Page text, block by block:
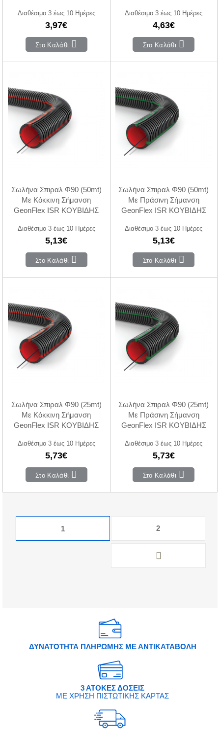
Διαθέσιμο 3 έως 10 Ημέρες
3,97€
Στο Καλάθι
Διαθέσιμο 3 έως 10 Ημέρες
4,63€
Στο Καλάθι
Σωλήνα Σπιραλ Φ90 (50mt)
Με Κόκκινη Σήμανση
GeonFlex ISR ΚΟΥΒΙΔΗΣ
Διαθέσιμο 3 έως 10 Ημέρες
5,13€
Στο Καλάθι
Σωλήνα Σπιραλ Φ90 (50mt)
Με Πράσινη Σήμανση
GeonFlex ISR ΚΟΥΒΙΔΗΣ
Διαθέσιμο 3 έως 10 Ημέρες
5,13€
Στο Καλάθι
Σωλήνα Σπιραλ Φ90 (25mt)
Με Κόκκινη Σήμανση
GeonFlex ISR ΚΟΥΒΙΔΗΣ
Διαθέσιμο 3 έως 10 Ημέρες
5,73€
Στο Καλάθι
Σωλήνα Σπιραλ Φ90 (25mt)
Με Πράσινη Σήμανση
GeonFlex ISR ΚΟΥΒΙΔΗΣ
Διαθέσιμο 3 έως 10 Ημέρες
5,73€
Στο Καλάθι
1 2
ΔΥΝΑΤΟΤΗΤΑ ΠΛΗΡΩΜΗΣ ΜΕ ΑΝΤΙΚΑΤΑΒΟΛΗ
3 ΑΤΟΚΕΣ ΔΟΣΕΙΣ
ΜΕ ΧΡΗΣΗ ΠΙΣΤΩΤΙΚΗΣ ΚΑΡΤΑΣ